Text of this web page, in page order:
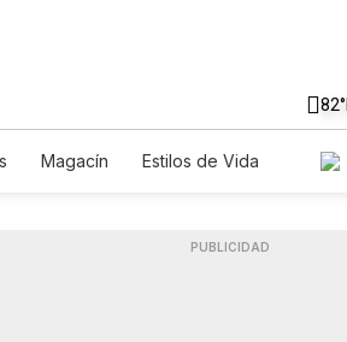
82°
Magacín
Estilos de Vida
PUBLICIDAD